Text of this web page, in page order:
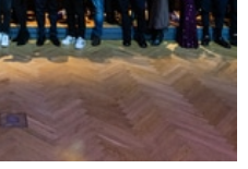
soziale Medien anbieten
unsere Website zu
wir Informationen zu Ihrer
an unsere Partner für
Analysen weiter. Unsere
möglicherweise mit